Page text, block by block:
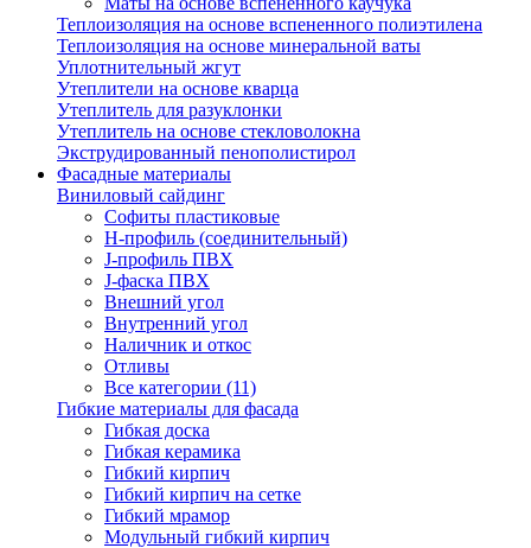
Теплоизоляция на основе вспененного полиэтилена
Теплоизоляция на основе минеральной ваты
Уплотнительный жгут
Утеплители на основе кварца
Утеплитель для разуклонки
Утеплитель на основе стекловолокна
Экструдированный пенополистирол
Фасадные материалы
Виниловый сайдинг
Cофиты пластиковые
H-профиль (соединительный)
J-профиль ПВХ
J-фаска ПВХ
Внешний угол
Внутренний угол
Наличник и откос
Отливы
Все категории (11)
Гибкие материалы для фасада
Гибкая доска
Гибкая керамика
Гибкий кирпич
Гибкий кирпич на сетке
Гибкий мрамор
Модульный гибкий кирпич